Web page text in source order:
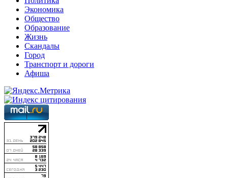
Экономика
Общество
Образование
Жизнь
Скандалы
Город
Транспорт и дороги
Афиша